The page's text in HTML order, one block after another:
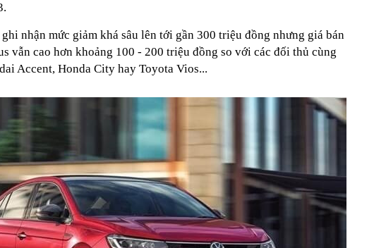
ghi nhận mức giảm khá sâu lên tới gần 300 triệu đồng nhưng giá bán
vẫn cao hơn khoảng 100 - 200 triệu đồng so với các đối thủ cùng
Accent, Honda City hay Toyota Vios...